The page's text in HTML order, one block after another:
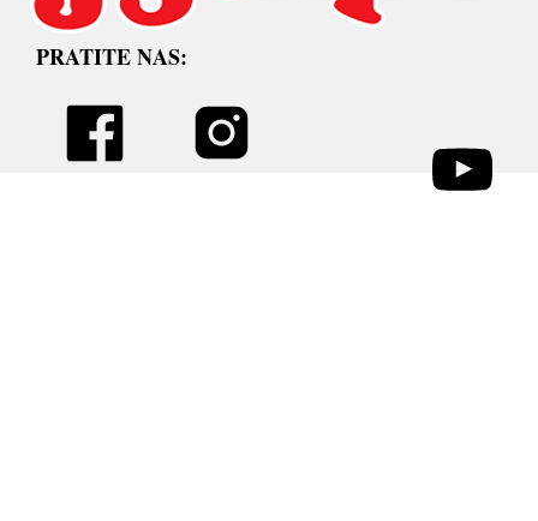
PRATITE NAS: